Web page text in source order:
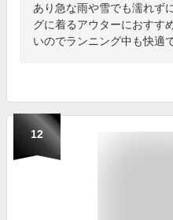
あり急な雨や雪でも濡れず
グに着るアウターにおすす
いのでランニング中も快適
12